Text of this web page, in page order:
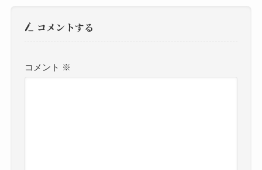
コメントする
コメント ※